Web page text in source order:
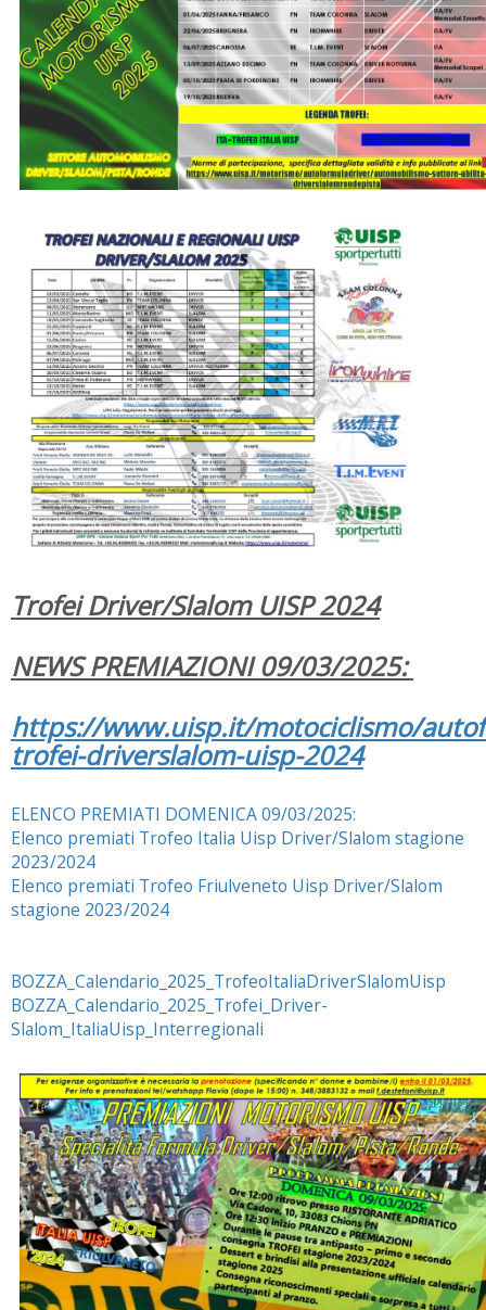
Trofei Driver/Slalom UISP 2024
NEWS PREMIAZIONI 09/03/2025:
https://www.uisp.it/motociclismo/
trofei-driverslalom-uisp-2024
ELENCO PREMIATI DOMENICA 09/03/2025:
Elenco premiati Trofeo Italia Uisp Driver/Slalom stagione
2023/2024
Elenco premiati Trofeo Friulveneto Uisp Driver/Slalom
stagione 2023/2024
BOZZA_Calendario_2025_TrofeoItaliaDriverSlalomUisp
BOZZA_Calendario_2025_Trofei_Driver-
Slalom_ItaliaUisp_Interregionali